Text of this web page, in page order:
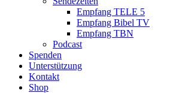
Empfang TELE 5
Empfang Bibel TV
Empfang TBN
Podcast
Spenden
Unterstützung
Kontakt
Shop